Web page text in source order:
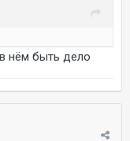
нём быть дело